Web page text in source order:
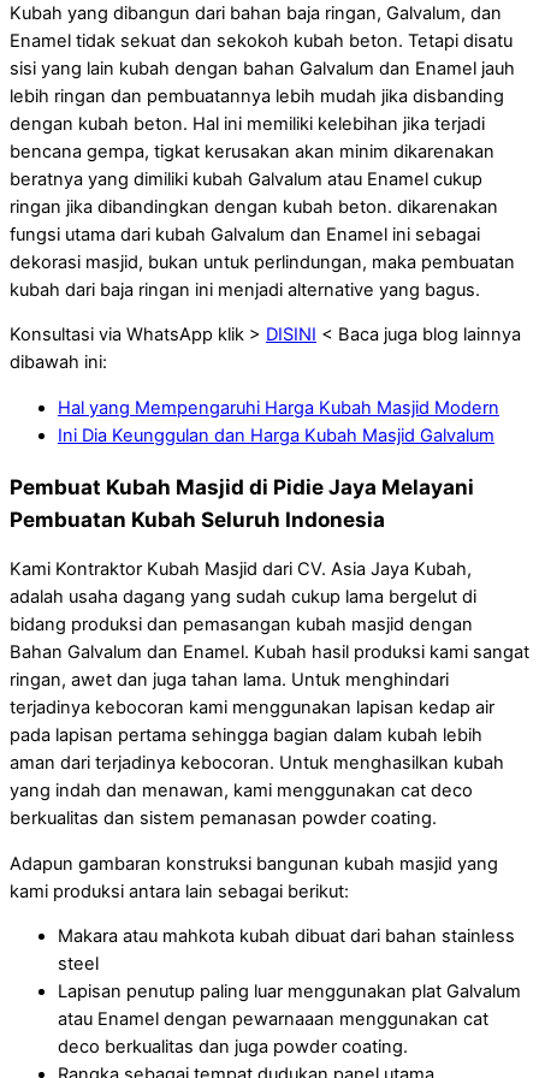
Kubah yang dibangun dari bahan baja ringan, Galvalum, dan
Enamel tidak sekuat dan sekokoh kubah beton. Tetapi disatu
sisi yang lain kubah dengan bahan Galvalum dan Enamel jauh
lebih ringan dan pembuatannya lebih mudah jika disbanding
dengan kubah beton. Hal ini memiliki kelebihan jika terjadi
bencana gempa, tigkat kerusakan akan minim dikarenakan
beratnya yang dimiliki kubah Galvalum atau Enamel cukup
ringan jika dibandingkan dengan kubah beton. dikarenakan
fungsi utama dari kubah Galvalum dan Enamel ini sebagai
dekorasi masjid, bukan untuk perlindungan, maka pembuatan
kubah dari baja ringan ini menjadi alternative yang bagus.
Konsultasi via WhatsApp klik > DISINI < Baca juga blog lainnya
dibawah ini:
Hal yang Mempengaruhi Harga Kubah Masjid Modern
Ini Dia Keunggulan dan Harga Kubah Masjid Galvalum
Pembuat Kubah Masjid di Pidie Jaya Melayani
Pembuatan Kubah Seluruh Indonesia
Kami Kontraktor Kubah Masjid dari CV. Asia Jaya Kubah,
adalah usaha dagang yang sudah cukup lama bergelut di
bidang produksi dan pemasangan kubah masjid dengan
Bahan Galvalum dan Enamel. Kubah hasil produksi kami sangat
ringan, awet dan juga tahan lama. Untuk menghindari
terjadinya kebocoran kami menggunakan lapisan kedap air
pada lapisan pertama sehingga bagian dalam kubah lebih
aman dari terjadinya kebocoran. Untuk menghasilkan kubah
yang indah dan menawan, kami menggunakan cat deco
berkualitas dan sistem pemanasan powder coating.
Adapun gambaran konstruksi bangunan kubah masjid yang
kami produksi antara lain sebagai berikut:
Makara atau mahkota kubah dibuat dari bahan stainless
steel
Lapisan penutup paling luar menggunakan plat Galvalum
atau Enamel dengan pewarnaaan menggunakan cat
deco berkualitas dan juga powder coating.